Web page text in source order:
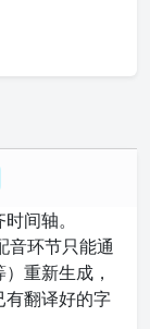
间轴。
音环节只能通
重新生成，
有翻译好的字